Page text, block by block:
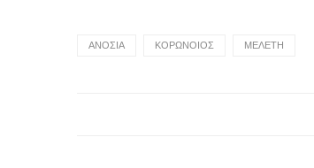
ΑΝΟΣΙΑ ΚΟΡΩΝΟΙΟΣ ΜΕΛΕΤΗ